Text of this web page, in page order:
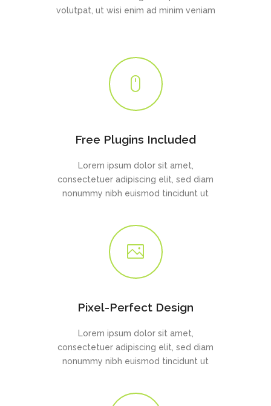
volutpat, ut wisi enim ad minim veniam
Free Plugins Included
Lorem ipsum dolor sit amet,
consectetuer adipiscing elit, sed diam
nonummy nibh euismod tincidunt ut
Pixel-Perfect Design
Lorem ipsum dolor sit amet,
consectetuer adipiscing elit, sed diam
nonummy nibh euismod tincidunt ut